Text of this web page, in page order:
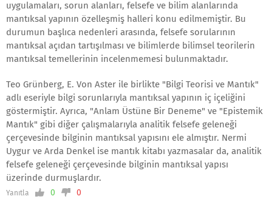
uygulamaları, sorun alanları, felsefe ve bilim alanlarında
mantıksal yapının özelleşmiş halleri konu edilmemiştir. Bu
durumun başlıca nedenleri arasında, felsefe sorularının
mantıksal açıdan tartışılması ve bilimlerde bilimsel teorilerin
mantıksal temellerinin incelenmemesi bulunmaktadır.
Teo Grünberg, E. Von Aster ile birlikte "Bilgi Teorisi ve Mantık"
adlı eseriyle bilgi sorunlarıyla mantıksal yapının iç içeliğini
göstermiştir. Ayrıca, "Anlam Üstüne Bir Deneme" ve "Epistemik
Mantık" gibi diğer çalışmalarıyla analitik felsefe geleneği
çerçevesinde bilginin mantıksal yapısını ele almıştır. Nermi
Uygur ve Arda Denkel ise mantık kitabı yazmasalar da, analitik
felsefe geleneği çerçevesinde bilginin mantıksal yapısı
üzerinde durmuşlardır.
Yanıtla 0 0